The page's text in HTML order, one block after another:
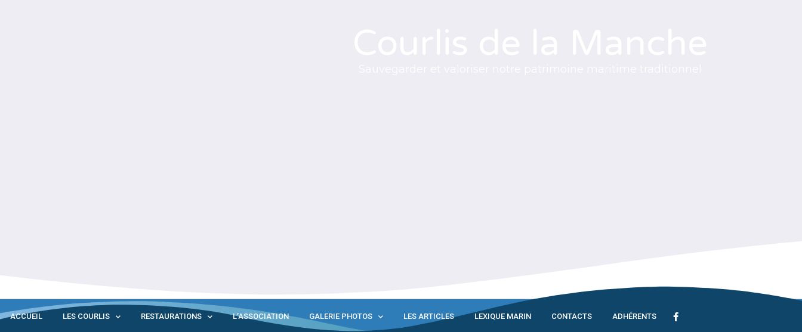
ACCUEIL LES COURLIS RESTAURATIONS L’ASSOCIATION GALERIE PHOTOS LES ARTICLES LEXIQUE MARIN CONTACTS ADHÉRENTS